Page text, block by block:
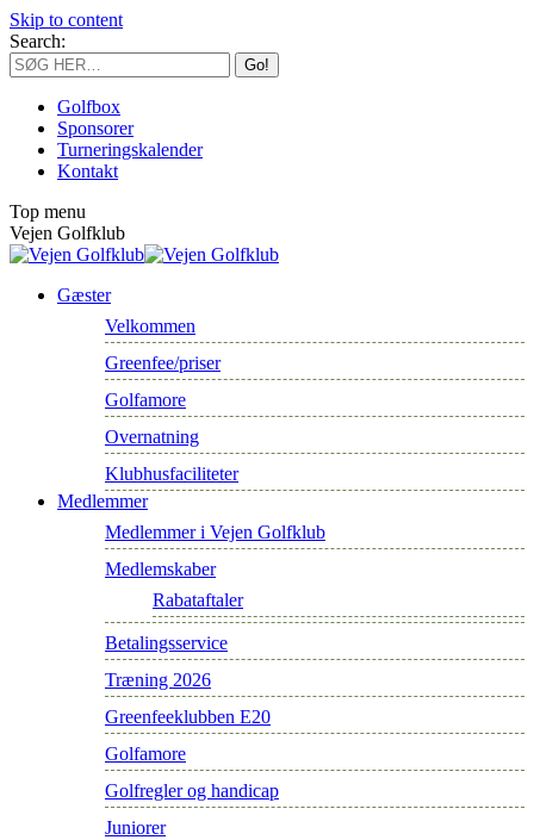
Skip to content
Search:
Golfbox
Sponsorer
Turneringskalender
Kontakt
Top menu
Vejen Golfklub
Gæster
Velkommen
Greenfee/priser
Golfamore
Overnatning
Klubhusfaciliteter
Medlemmer
Medlemmer i Vejen Golfklub
Medlemskaber
Rabataftaler
Betalingsservice
Træning 2026
Greenfeeklubben E20
Golfamore
Golfregler og handicap
Juniorer